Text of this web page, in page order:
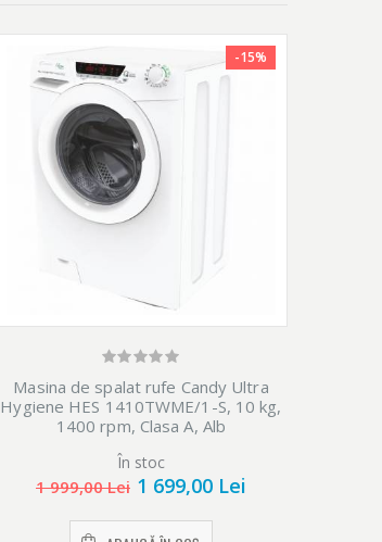
-15%
Masina de spalat rufe Candy Ultra
Hygiene HES 1410TWME/1-S, 10 kg,
1400 rpm, Clasa A, Alb
În stoc
1 999,00 Lei 1 699,00 Lei